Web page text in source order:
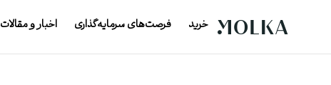
خرید فرصت‌های سرمایه‌گذاری اخبار و مقالات